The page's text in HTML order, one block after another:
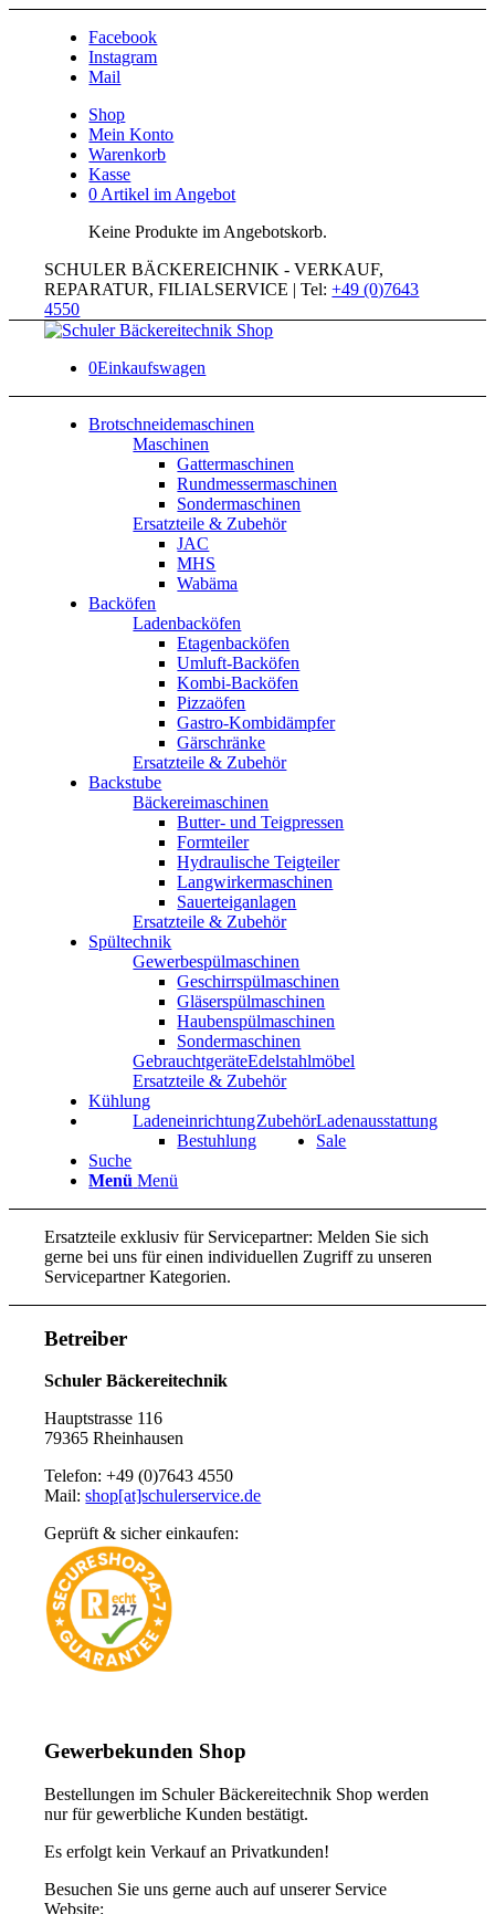
Facebook
Instagram
Mail
Shop
Mein Konto
Warenkorb
Kasse
0 Artikel im Angebot
Keine Produkte im Angebotskorb.
SCHULER BÄCKEREICHNIK - VERKAUF,
REPARATUR, FILIALSERVICE | Tel:+49 (0)7643
4550
0Einkaufswagen
Brotschneidemaschinen
Maschinen
Gattermaschinen
Rundmessermaschinen
Sondermaschinen
Ersatzteile & Zubehör
JAC
MHS
Wabäma
Backöfen
Ladenbacköfen
Etagenbacköfen
Umluft-Backöfen
Kombi-Backöfen
Pizzaöfen
Gastro-Kombidämpfer
Gärschränke
Ersatzteile & Zubehör
Backstube
Bäckereimaschinen
Butter- und Teigpressen
Formteiler
Hydraulische Teigteiler
Langwirkermaschinen
Sauerteiganlagen
Ersatzteile & Zubehör
Spültechnik
Gewerbespülmaschinen
Geschirrspülmaschinen
Gläserspülmaschinen
Haubenspülmaschinen
Sondermaschinen
GebrauchtgeräteEdelstahlmöbel
Ersatzteile & Zubehör
Kühlung
Ladenausstattung
Ladeneinrichtung
Bestuhlung
Zubehör
Sale
Suche
Menü Menü
Ersatzteile exklusiv für Servicepartner: Melden Sie sich
gerne bei uns für einen individuellen Zugriff zu unseren
Servicepartner Kategorien.
Betreiber
Schuler Bäckereitechnik
Hauptstrasse 116
79365 Rheinhausen
Telefon: +49 (0)7643 4550
Mail:shop[at]schulerservice.de
Geprüft & sicher einkaufen:
Gewerbekunden Shop
Bestellungen im Schuler Bäckereitechnik Shop werden
nur für gewerbliche Kunden bestätigt.
Es erfolgt kein Verkauf an Privatkunden!
Besuchen Sie uns gerne auch auf unserer Service
Website: